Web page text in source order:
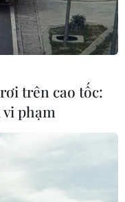
trên cao tốc:
phạm